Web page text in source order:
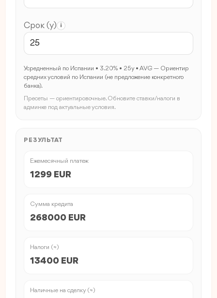
Срок (y) i
Усредненный по Испании • 3.20% • 25y • AVG — Ориентир
средних условий по Испании (не предложение конкретного
банка).
Пресеты — ориентировочные. Обновите ставки/налоги в
админке под актуальные условия.
РЕЗУЛЬТАТ
Ежемесячный платеж
1299 EUR
Сумма кредита
268000 EUR
Налоги (≈)
13400 EUR
Наличные на сделку (≈)